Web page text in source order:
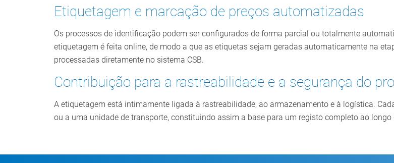
Etiquetagem e marcação de preços automatizadas
Os processos de identificação podem ser configurados de forma parcial ou totalmente
etiquetagem é feita online, de modo a que as etiquetas sejam geradas automaticamente na
processadas diretamente no sistema CSB.
Contribuição para a rastreabilidade e a segurança do
A etiquetagem está intimamente ligada à rastreabilidade, ao armazenamento e à logística.
ou a uma unidade de transporte, constituindo assim a base para um registo completo ao longo